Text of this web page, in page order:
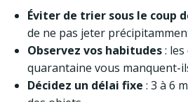
Éviter de trier sous le coup
de ne pas jeter
Observez vos habitudes:
quarantaine vous manquent-
Décidez un délai fixe : 3 à 6